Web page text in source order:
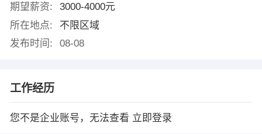
期望薪资:
3000-4000元
所在地点:
不限区域
发布时间:
08-08
工作经历
您不是企业账号，无法查看 立即登录